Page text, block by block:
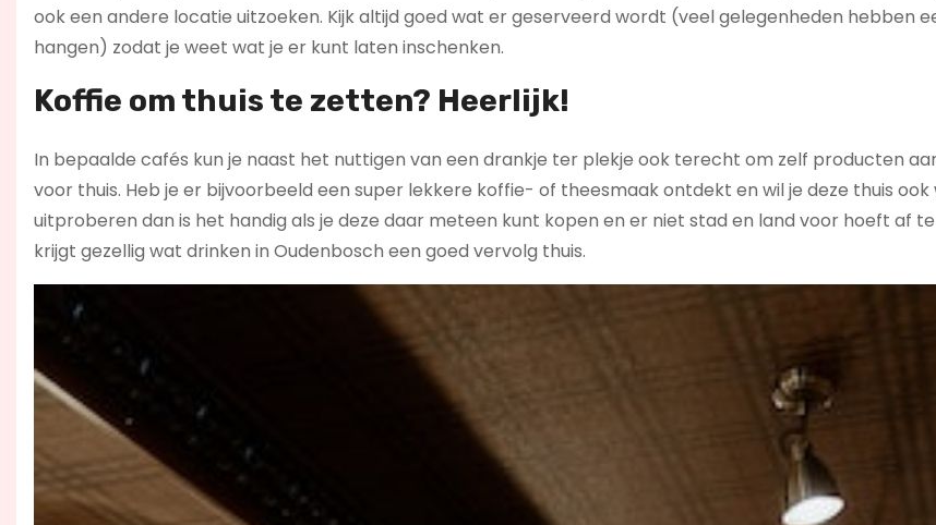
ook een andere locatie uitzoeken. Kijk altijd goed wat er geserveerd wordt (veel gelegenheden hebben
hangen) zodat je weet wat je er kunt laten inschenken.
Koffie om thuis te zetten? Heerlijk!
In bepaalde cafés kun je naast het nuttigen van een drankje ter plekje ook terecht om zelf producten
voor thuis. Heb je er bijvoorbeeld een super lekkere koffie- of theesmaak ontdekt en wil je deze thuis ook
uitproberen dan is het handig als je deze daar meteen kunt kopen en er niet stad en land voor hoeft af te
krijgt gezellig wat drinken in Oudenbosch een goed vervolg thuis.